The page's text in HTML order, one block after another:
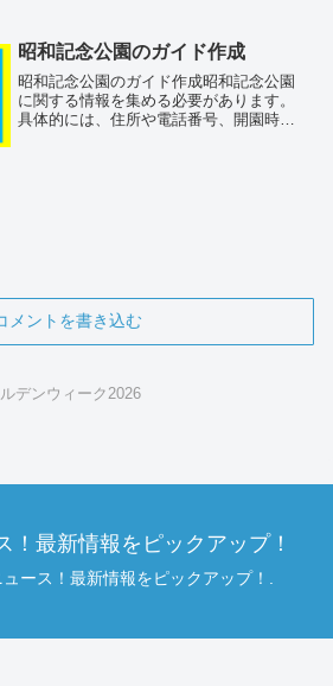
安、さらには穴場駐車場情報まで、快適
に楽しむためのポイ...
昭和記念公園のガイド作成
昭和記念公園のガイド作成昭和記念公園
に関する情報を集める必要があります。
具体的には、住所や電話番号、開園時
メントを書き込む
デンウィーク2026
最新情報をピックアップ！
ース！最新情報をピックアップ！.